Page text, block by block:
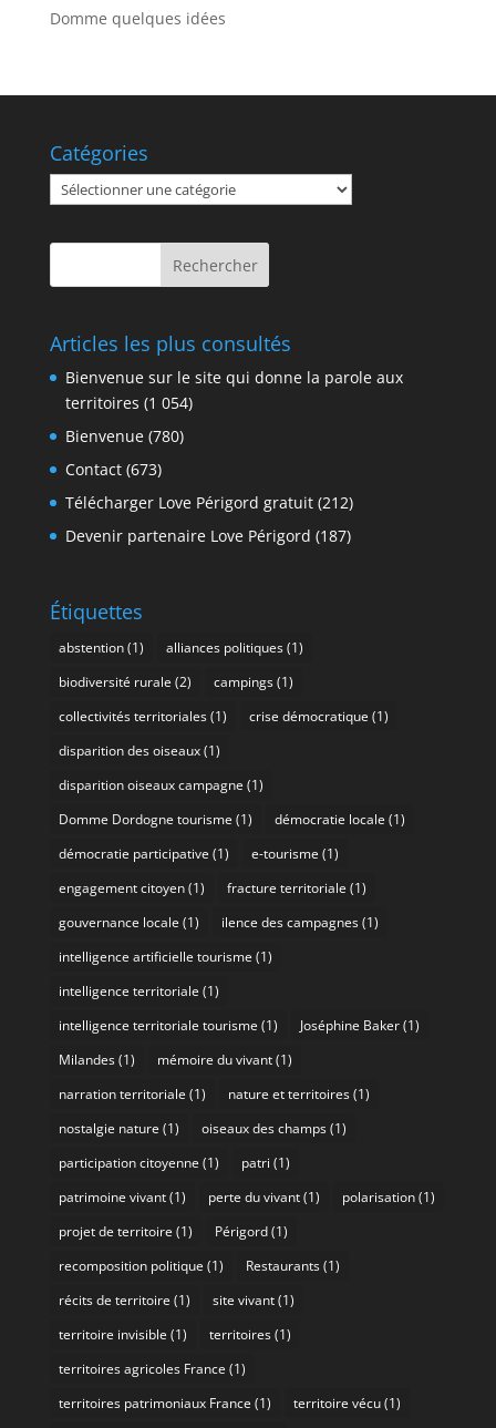
Domme quelques idées
Catégories
Catégories
Articles les plus consultés
Bienvenue sur le site qui donne la parole aux
territoires (1 054)
Bienvenue (780)
Contact (673)
Télécharger Love Périgord gratuit (212)
Devenir partenaire Love Périgord (187)
Étiquettes
abstention(1) alliances politiques(1)
biodiversité rurale (2) campings(1)
collectivités territoriales(1) crise démocratique (1)
disparition des oiseaux(1)
disparition oiseaux campagne (1)
Domme Dordogne tourisme (1) démocratie locale (1)
démocratie participative (1) e-tourisme (1)
engagement citoyen(1) fracture territoriale (1)
gouvernance locale (1) ilence des campagnes(1)
intelligence artificielle tourisme (1)
intelligence territoriale (1)
intelligence territoriale tourisme (1) Joséphine Baker(1)
Milandes(1) mémoire du vivant(1)
narration territoriale (1) nature et territoires(1)
nostalgie nature (1) oiseaux des champs(1)
participation citoyenne (1) patri (1)
patrimoine vivant(1) perte du vivant(1) polarisation(1)
projet de territoire (1) Périgord(1)
recomposition politique (1) Restaurants(1)
récits de territoire (1) site vivant(1)
territoire invisible (1) territoires(1)
territoires agricoles France (1)
territoires patrimoniaux France (1) territoire vécu(1)